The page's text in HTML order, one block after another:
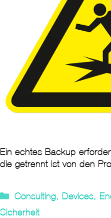
Ein echtes Backup
die getrennt ist von den
Kategorien
Consulting, Devices,
Sicherheit